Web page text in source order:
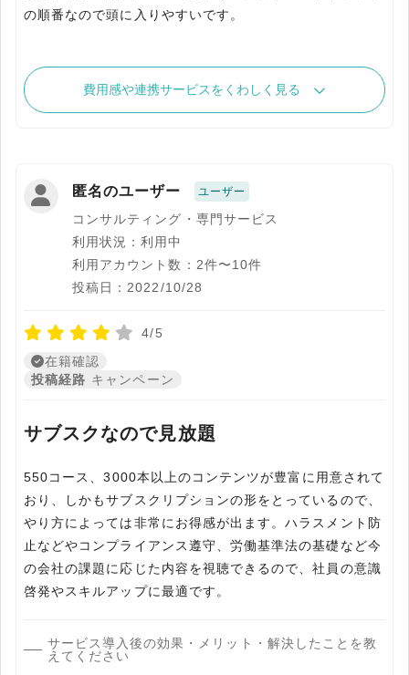
の順番なので頭に入りやすいです。
費用感や連携サービスをくわしく見る
匿名のユーザー ユーザー
コンサルティング・専門サービス
利用状況：利用中
利用アカウント数：2件〜10件
投稿日：2022/10/28
4/5
在籍確認
投稿経路 キャンペーン
サブスクなので見放題
550コース、3000本以上のコンテンツが豊富に用意されて
おり、しかもサブスクリプションの形をとっているので、
やり方によっては非常にお得感が出ます。ハラスメント防
止などやコンプライアンス遵守、労働基準法の基礎など今
の会社の課題に応じた内容を視聴できるので、社員の意識
啓発やスキルアップに最適です。
サービス導入後の効果・メリット・解決したことを教
えてください